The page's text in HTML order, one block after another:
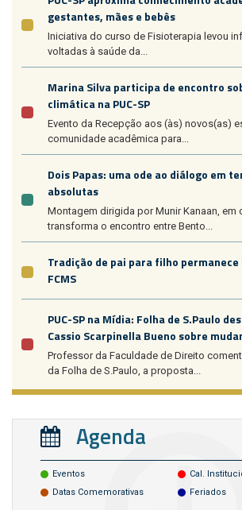
gestantes, mães e bebês
Iniciativa do curso de Fisioterapia levou
voltadas à saúde da...
Marina Silva participa de encontro
climática na PUC-SP
Evento da Recepção aos (às) novos(as)
comunidade acadêmica para...
Dois Papas: uma ode ao diálogo em
absolutas
Montagem dirigida por Munir Kanaan, em
transforma o encontro entre Bento...
Tradição de pai para filho permanece
FCMS
PUC-SP na Mídia: Folha de S.Paulo
Cassio Scarpinella Bueno sobre
Professor da Faculdade de Direito
da Folha de S.Paulo, a proposta...
Agenda
Eventos
Cal.
Datas Comemorativas
Feriados